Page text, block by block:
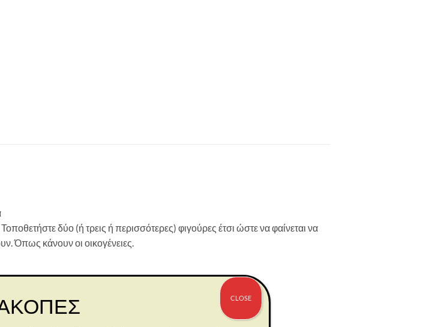
δύο (ή τρεις ή περισσότερες) φιγούρες έτσι ώστε να φαίνεται να
Όπως κάνουν οι οικογένειες.
καθαρισμού
CLOSE